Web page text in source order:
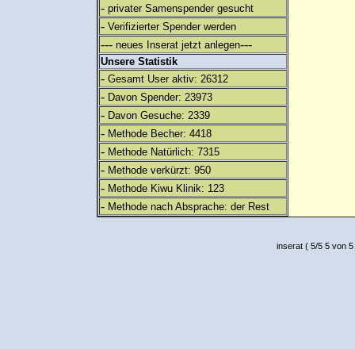
- privater Samenspender gesucht
- Verifizierter Spender werden
--- neues Inserat jetzt anlegen---
Unsere Statistik
- Gesamt User aktiv: 26312
- Davon Spender: 23973
- Davon Gesuche: 2339
- Methode Becher: 4418
- Methode Natürlich: 7315
- Methode verkürzt: 950
- Methode Kiwu Klinik: 123
- Methode nach Absprache: der Rest
inserat( 5/5 5 von 5